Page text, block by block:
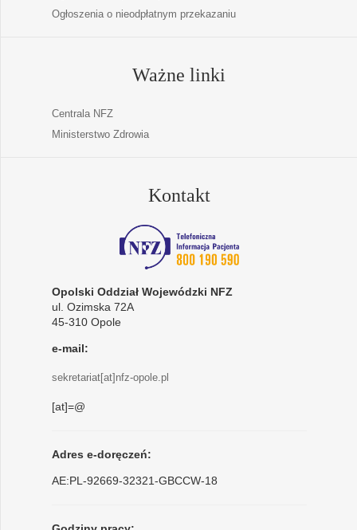
Ogłoszenia o nieodpłatnym przekazaniu
Ważne linki
Centrala NFZ
Ministerstwo Zdrowia
Kontakt
Opolski Oddział Wojewódzki NFZ
ul. Ozimska 72A
45-310 Opole
e-mail:
sekretariat[at]nfz-opole.pl
[at]=@
Adres e-doręczeń:
AE:PL-92669-32321-GBCCW-18